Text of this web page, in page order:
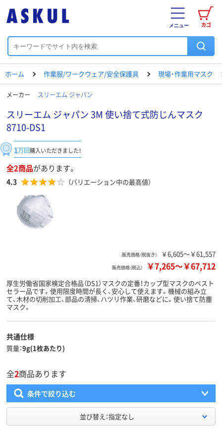
カゴ
メニュー
ホーム 作業服/ワークウェア/安全保護具 現場・作業用マスク
メーカー スリーエム ジャパン
スリーエム ジャパン 3M 使い捨て式防じんマスク
8710-DS1
1万回購入いただきました！
全2商品があります。
4.3 （バリエーション中の最高値）
販売価格（税抜き） ￥6,605～￥61,557
販売価格（税込） ￥7,265～￥67,712
厚生労働省国家検定合格品（DS1）マスクの定番！カップ型マスクのベスト
セラー品です。使用限度時間が長く、安心して使えます。機械の組み立
て、木材の切削加工、部品の清掃、ハツリ作業、研磨などに。使い捨て防塵
マスク。
共通仕様
質量 9g(1枚あたり)
全2商品あります
条件で絞り込む
並び替え：指定なし